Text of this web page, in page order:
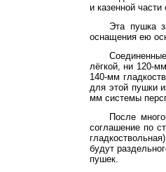
и казенной части
Эта пушка
оснащения ею о
лёгкой, ни 120-
140-мм
для этой пушки
мм системы
После
соглашение по
будут
пушек.